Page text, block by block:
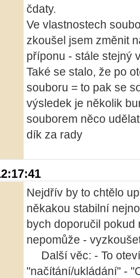
čdaty.
Ve vlastnostech
zkoušel jsem změnit
příponu - stále stejný
Také se stalo, že po
souboru = to pak se
výsledek je několik
souborem něco
dík za rady
Nejdřív by to chtělo
někakou stabilní
bych doporučil pokud
nepomůže -
Další věc: - To
"načítání/ukládání" -